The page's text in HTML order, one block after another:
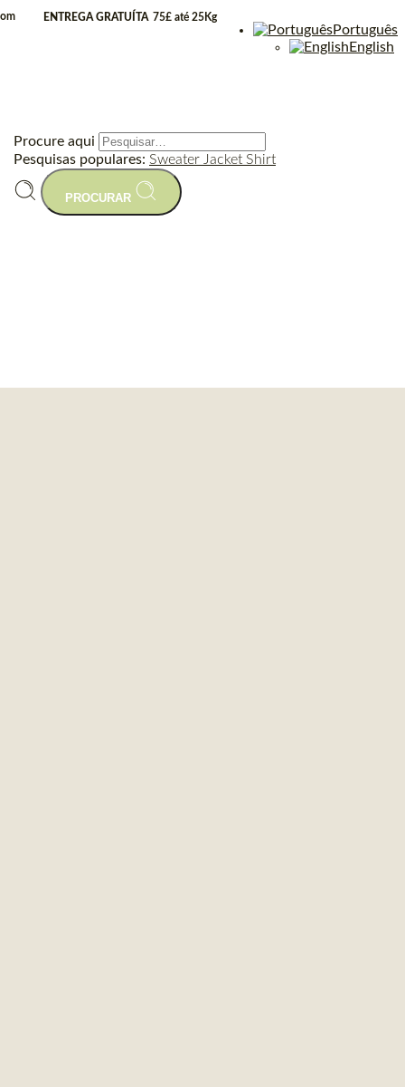
ENTREGA GRATUÍTA 75£ até 25Kg
Português
English
Procure aqui
Pesquisas populares: Sweater Jacket Shirt
PROCURAR